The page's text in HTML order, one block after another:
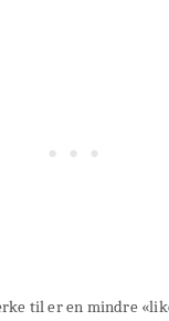
til er en mindre